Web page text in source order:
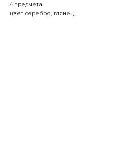
4 предмета
цвет серебро, глянец